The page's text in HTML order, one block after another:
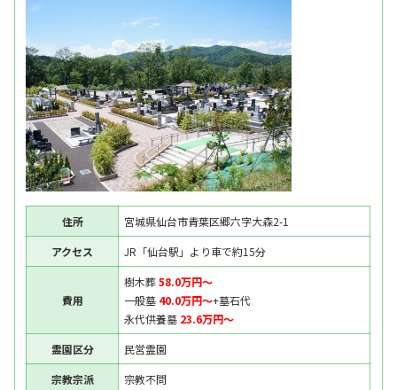
住所
宮城県仙台市青葉区郷六字大森2-1
アクセス
JR「仙台駅」より車で約15分
費用
樹木葬58.0万円〜
一般墓 40.0万円〜+墓石代
永代供養墓 23.6万円〜
霊園区分
民営霊園
宗教宗派
宗教不問